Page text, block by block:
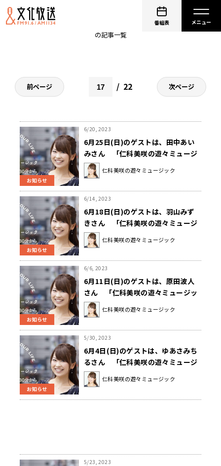
番組表
の記事一覧
前ページ 22 次ページ
お知らせ
6/20, 2023
6月25日(日)のゲストは、田中あい
みさん 「仁科美咲の遊々ミュージ
ック」
仁科美咲の遊々ミュージック
お知らせ
6/14, 2023
6月18日(日)のゲストは、羽山みず
きさん 「仁科美咲の遊々ミュージ
ック」
仁科美咲の遊々ミュージック
お知らせ
6/6, 2023
6月11日(日)のゲストは、原田波人
さん 「仁科美咲の遊々ミュージッ
ク」
仁科美咲の遊々ミュージック
お知らせ
5/30, 2023
6月4日(日)のゲストは、ゆあさみち
るさん 「仁科美咲の遊々ミュージ
ック」
仁科美咲の遊々ミュージック
5/23, 2023